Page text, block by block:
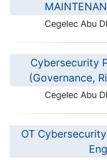
Cegelec Abu
Cybersecurity
(Governance,
Cegelec Abu
OT